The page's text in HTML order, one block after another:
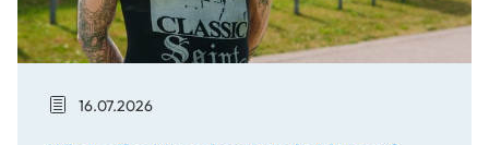
16.07.2026